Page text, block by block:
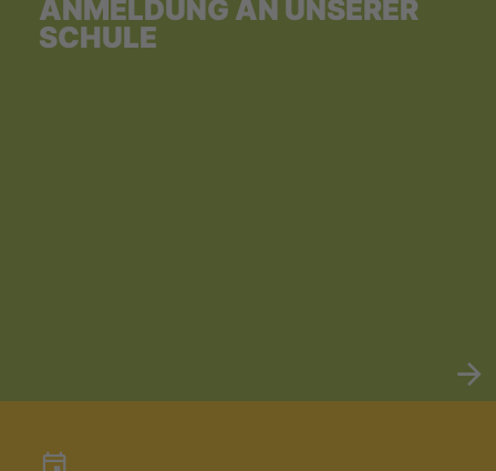
ANMELDUNG AN UNSERER
SCHULE